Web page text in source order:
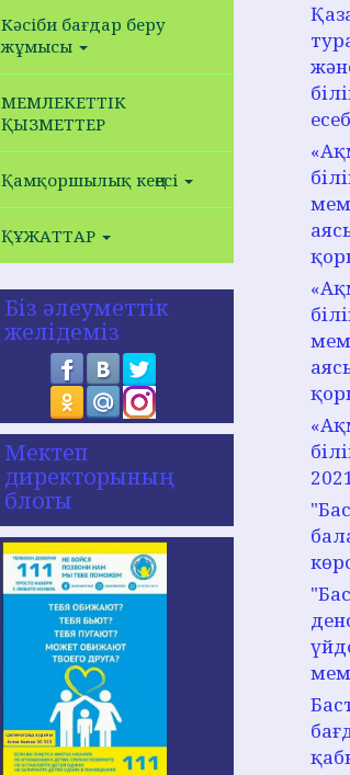
Кәсіби бағдар беру
жұмысы
МЕМЛЕКЕТТІК
ҚЫЗМЕТТЕР
Қамқоршылық кеңесі
ҚҰЖАТТАР
Біз әлеуметтік
желідеміз
Мектеп
директорының
блогы